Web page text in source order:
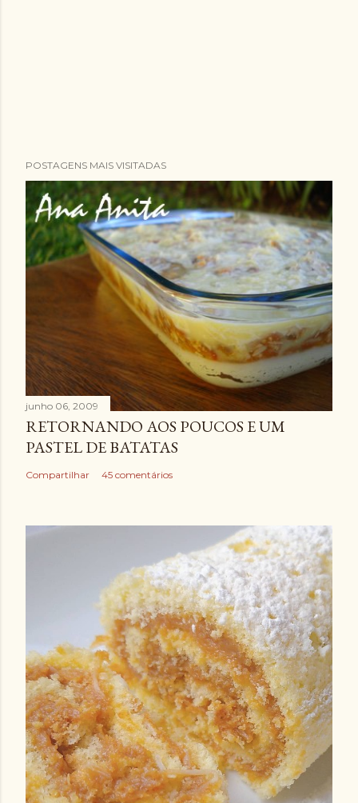
POSTAGENS MAIS VISITADAS
junho 06, 2009
RETORNANDO AOS POUCOS E UM
PASTEL DE BATATAS
Compartilhar 45 comentários